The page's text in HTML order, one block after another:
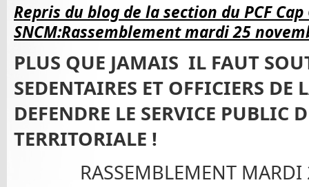
Repris du blog de la section du PCF
SNCM:Rassemblement mardi 25
PLUS QUE JAMAIS IL FAUT
SEDENTAIRES ET OFFICIERS DE
DEFENDRE LE SERVICE PUBLIC
TERRITORIALE !
RASSEMBLEMENT